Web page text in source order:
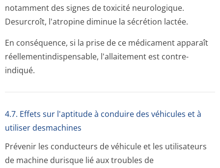
notamment des signes de toxicité neurologique.
Desurcroît, l'atropine diminue la sécrétion lactée.
En conséquence, si la prise de ce médicament apparaît
réellementindis­pensable, l'allaitement est contre-
indiqué.
4.7. Effets sur l'aptitude à conduire des véhicules et à
utiliser desmachines
Prévenir les conducteurs de véhicule et les utilisateurs
de machine durisque lié aux troubles de